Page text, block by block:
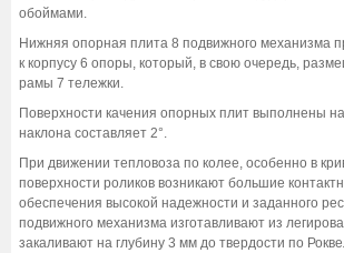
обоймами.
Нижняя опорная плита 8 подвижного механизма
к корпусу 6 опоры, который, в свою очередь,
рамы 7 тележки.
Поверхности качения опорных плит выполнены
наклона составляет 2°.
При движении тепловоза по колее, особенно в
поверхности роликов возникают большие
обеспечения высокой надежности и заданного
подвижного механизма изготавливают из
закаливают на глубину 3 мм до твердости по